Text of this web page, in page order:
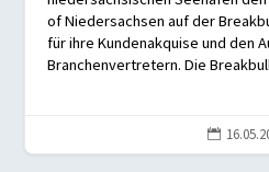
of Niedersachsen auf der
für ihre Kundenakquise und den
Branchenvertretern. Die
